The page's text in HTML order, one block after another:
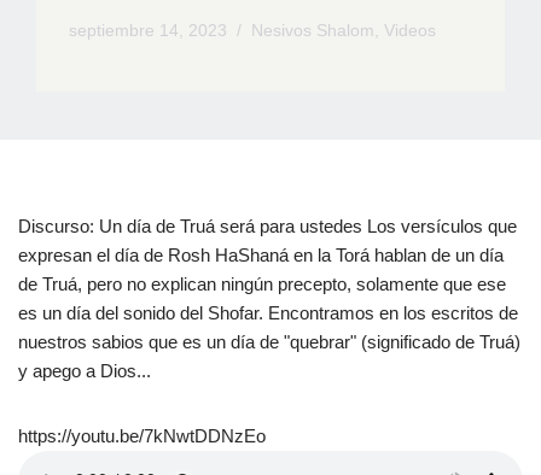
septiembre 14, 2023 Nesivos Shalom, Videos
Discurso: Un día de Truá será para ustedes Los versículos que
expresan el día de Rosh HaShaná en la Torá hablan de un día
de Truá, pero no explican ningún precepto, solamente que ese
es un día del sonido del Shofar. Encontramos en los escritos de
nuestros sabios que es un día de "quebrar" (significado de Truá)
y apego a Dios...
https://youtu.be/7kNwtDDNzEo